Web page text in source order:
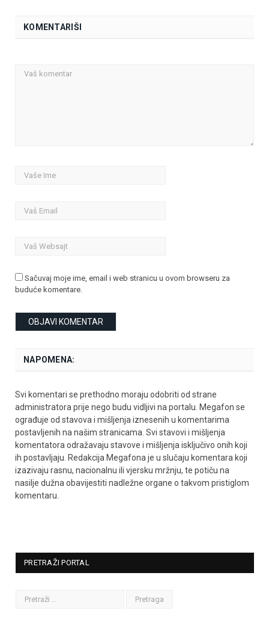
KOMENTARIŠI
Sačuvaj moje ime, email i web stranicu u ovom browseru za
buduće komentare.
NAPOMENA:
Svi komentari se prethodno moraju odobriti od strane
administratora prije nego budu vidljivi na portalu. Megafon se
ograđuje od stavova i mišljenja iznesenih u komentarima
postavljenih na našim stranicama. Svi stavovi i mišljenja
komentatora odražavaju stavove i mišljenja isključivo onih koji
ih postavljaju. Redakcija Megafona je u slučaju komentara koji
izazivaju rasnu, nacionalnu ili vjersku mržnju, te potiču na
nasilje dužna obavijestiti nadležne organe o takvom pristiglom
komentaru.
PRETRAŽI PORTAL